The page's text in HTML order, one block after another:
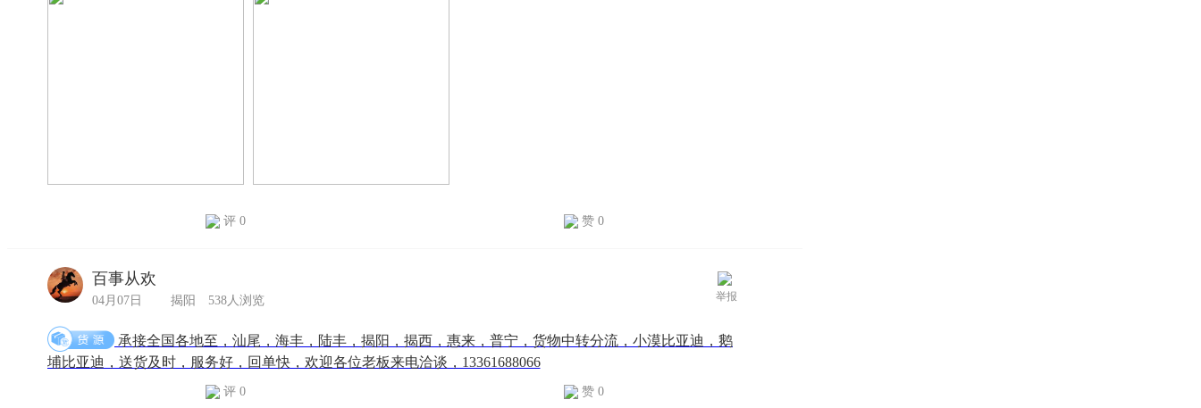
评 0 赞 0
百事从欢
04月07日 揭阳 538人浏览 举报
承接全国各地至，汕尾，海丰，陆丰，揭阳，揭西，惠来，普宁，货物中转分流，小漠比亚迪，鹅
埔比亚迪，送货及时，服务好，回单快，欢迎各位老板来电洽谈，13361688066
评 0 赞 0